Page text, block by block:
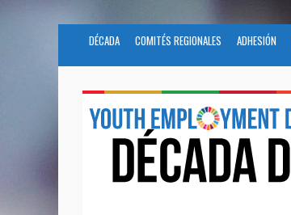
DÉCADA COMITÉS REGIONALES ADHESIÓN